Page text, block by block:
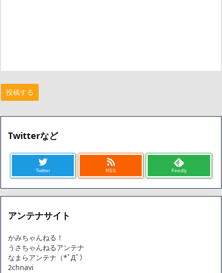
Twitterなど
Twitter RSS Feedly
アンテナサイト
かみちゃんねる！
うさちゃんねるアンテナ
なまらアンテナ（*ﾟДﾟ）
2chnavi